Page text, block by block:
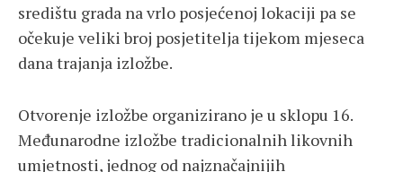
središtu grada na vrlo posjećenoj lokaciji pa se
očekuje veliki broj posjetitelja tijekom mjeseca
dana trajanja izložbe.
Otvorenje izložbe organizirano je u sklopu 16.
Međunarodne izložbe tradicionalnih likovnih
umjetnosti, jednog od najznačajnijih